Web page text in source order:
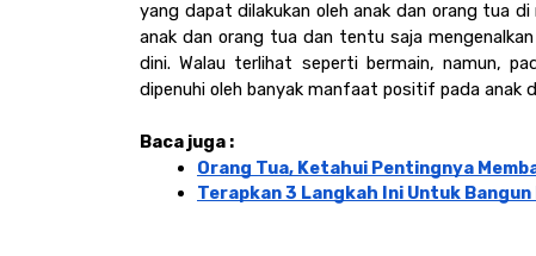
yang dapat dilakukan oleh anak dan orang tua
anak dan orang tua dan tentu saja
dini. Walau terlihat seperti bermain, namun,
dipenuhi oleh banyak manfaat positif pada anak
Baca juga :
Orang Tua, Ketahui Pentingnya
Terapkan 3 Langkah Ini Untuk